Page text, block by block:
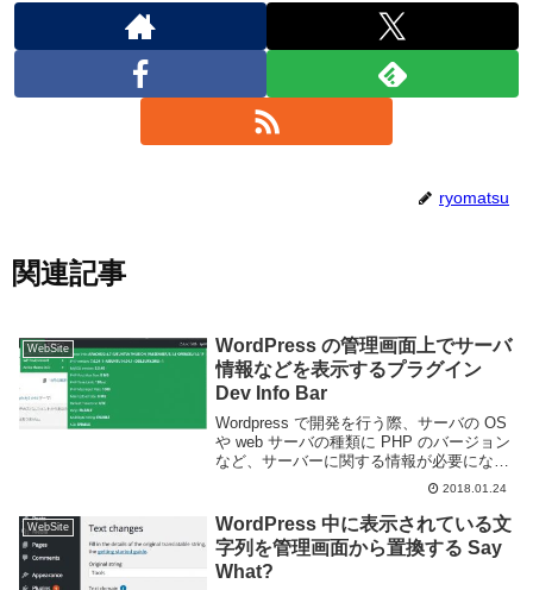
ryomatsu
関連記事
WebSite
WordPress の管理画面上でサーバ
情報などを表示するプラグイン
Dev Info Bar
Wordpress で開発を行う際、サーバの OS
や web サーバの種類に PHP のバージョン
など、サーバーに関する情報が必要になる
事がある。そういった情報を取得するには
サーバにコンソールでログインしたり、
phpinfo をどこかに表...
2018.01.24
WebSite
WordPress 中に表示されている文
字列を管理画面から置換する Say
What?